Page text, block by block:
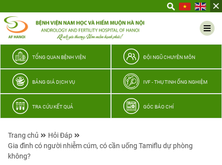
thương
TỔNG QUAN BỆNH VIỆN ĐỘI NGŨ CHUYÊN MÔN
BẢNG GIÁ DỊCH VỤ IVF - THỤ TINH ỐNG NGHIỆM
TRA CỨU KẾT QUẢ GÓC BÁO CHÍ
Trang chủ
Hỏi Đáp
Gia đình có người nhiễm cúm, có cần uống Tamiflu dự phòng
không?